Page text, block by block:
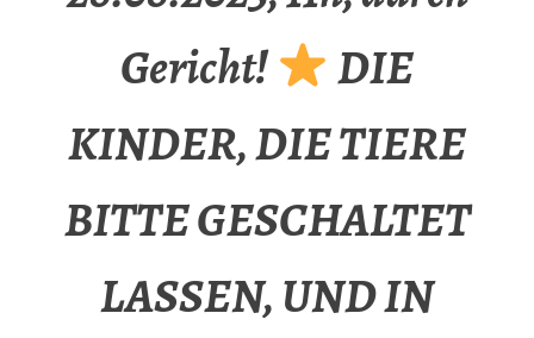
Gericht!
DIE
KINDER, DIE TIERE
BITTE GESCHALTET
LASSEN, UND IN